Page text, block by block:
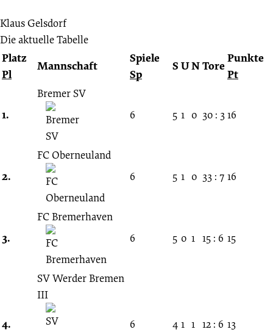
Klaus Gelsdorf
Die aktuelle Tabelle
Platz
Pl
Mannschaft
Spiele
Sp
S UNTore
Punkte
Pt
1.
Bremer SV
6
5 1 0 30 : 316
2.
FC Oberneuland
6
5 1 0 33 : 7 16
3.
FC Bremerhaven
6
5 0 1 15 : 6 15
4.
SV Werder Bremen
III
6 4 1 1 12 : 6 13